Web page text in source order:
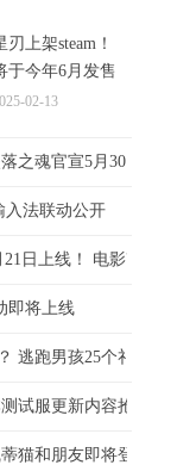
技能，一
让你获得
量进行对
接接下来
刃上架steam！
于今年6月发售
02-13
之魂官宣5月30日发售！
入法联动公开
日上线！ 电影改编 虚
即将上线
逃跑男孩25个礼物怎么
试服更新内容抢先看！
猫和朋友即将登场！